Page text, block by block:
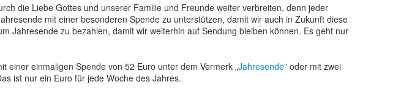
die Liebe Gottes und unserer Familie und Freunde weiter verbreiten, denn jeder
mit einer besonderen Spende zu unterstützen, damit wir auch in Zukunft diese
Jahresende zu bezahlen, damit wir weiterhin auf Sendung bleiben können. Es geht nur
einer einmaligen Spende von 52 Euro unter dem Vermerk „Jahresende” oder mit zwei
ist nur ein Euro für jede Woche des Jahres.